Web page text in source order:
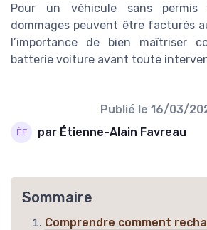
Pour un véhicule sans
dommages peuvent être facturés
l’importance de bien maîtriser
batterie voiture avant toute
Publié le 16/03/
par Étienne-Alain Favreau
Sommaire
Comprendre comment